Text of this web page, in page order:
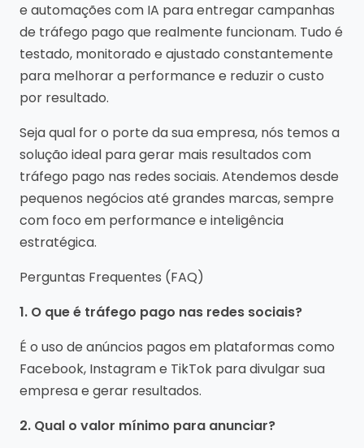
e automações com IA para entregar campanhas
de tráfego pago que realmente funcionam. Tudo é
testado, monitorado e ajustado constantemente
para melhorar a performance e reduzir o custo
por resultado.
Seja qual for o porte da sua empresa, nós temos a
solução ideal para gerar mais resultados com
tráfego pago nas redes sociais. Atendemos desde
pequenos negócios até grandes marcas, sempre
com foco em performance e inteligência
estratégica.
Perguntas Frequentes (FAQ)
1. O que é tráfego pago nas redes sociais?
É o uso de anúncios pagos em plataformas como
Facebook, Instagram e TikTok para divulgar sua
empresa e gerar resultados.
2. Qual o valor mínimo para anunciar?